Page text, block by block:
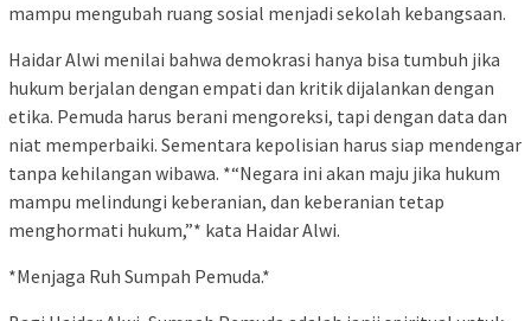
mampu mengubah ruang sosial menjadi sekolah kebangsaan.
Haidar Alwi menilai bahwa demokrasi hanya bisa tumbuh jika
hukum berjalan dengan empati dan kritik dijalankan dengan
etika. Pemuda harus berani mengoreksi, tapi dengan data dan
niat memperbaiki. Sementara kepolisian harus siap mendengar
tanpa kehilangan wibawa. *“Negara ini akan maju jika hukum
mampu melindungi keberanian, dan keberanian tetap
menghormati hukum,”* kata Haidar Alwi.
*Menjaga Ruh Sumpah Pemuda.*